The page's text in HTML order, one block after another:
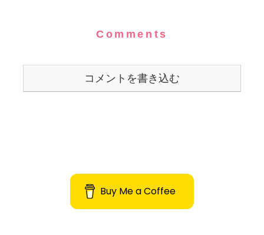
Comments
コメントを書き込む
Buy Me a Coffee